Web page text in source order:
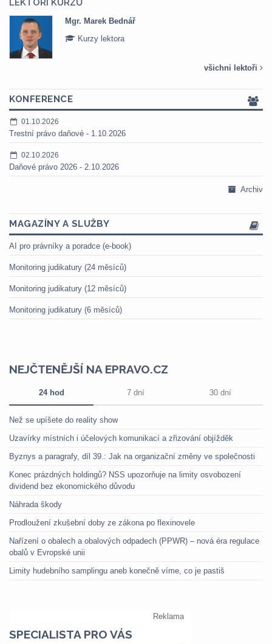
LEKTOŘI KURZŮ
Mgr. Marek Bednář
Kurzy lektora
všichni lektoři
KONFERENCE
01.10.2026
Trestní právo daňové - 1.10.2026
02.10.2026
Daňové právo 2026 - 2.10.2026
Archiv
MAGAZÍNY A SLUŽBY
AI pro právníky a poradce (e-book)
Monitoring judikatury (24 měsíců)
Monitoring judikatury (12 měsíců)
Monitoring judikatury (6 měsíců)
NEJČTENĚJŠÍ NA EPRAVO.CZ
24 hod 7 dní 30 dní
Než se upíšete do reality show
Uzavírky místních i účelových komunikací a zřizování objížděk
Byznys a paragrafy, díl 39.: Jak na organizační změny ve společnosti
Konec prázdných holdingů? NSS upozorňuje na limity osvobození
dividend bez ekonomického důvodu
Náhrada škody
Prodloužení zkušební doby ze zákona po flexinovele
Nařízení o obalech a obalových odpadech (PPWR) – nová éra regulace
obalů v Evropské unii
Limity hudebního samplingu aneb konečně víme, co je pastiš